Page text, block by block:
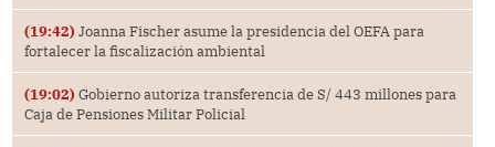
(19:42) Joanna Fischer asume la presidencia del OEFA para
fortalecer la fiscalización ambiental
(19:02) Gobierno autoriza transferencia de S/ 443 millones para
Caja de Pensiones Militar Policial